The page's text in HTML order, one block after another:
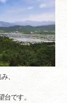
、
です。